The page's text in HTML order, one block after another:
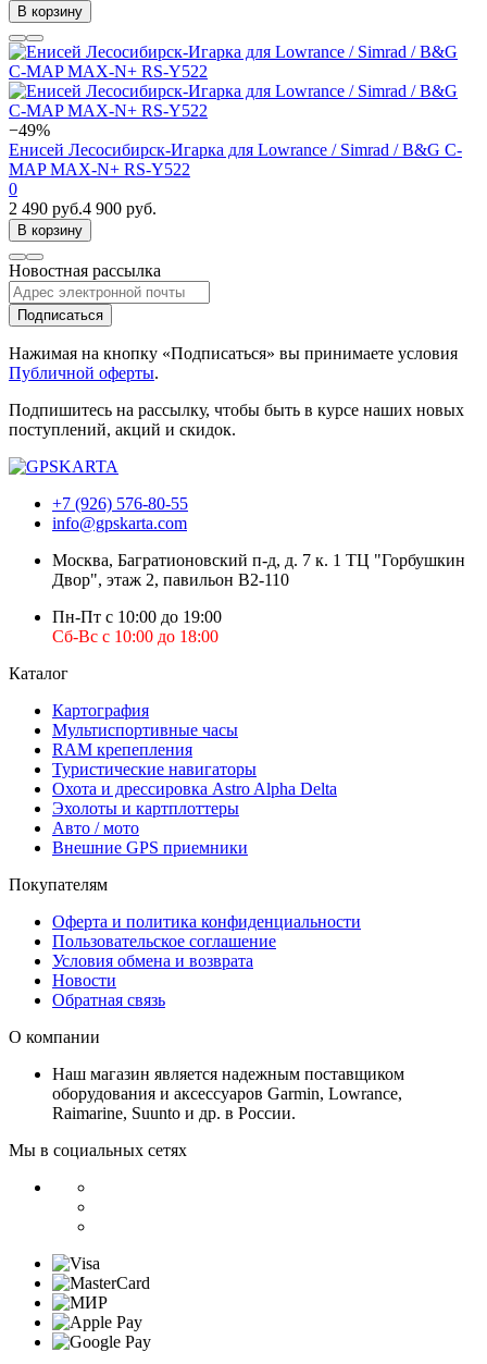
В корзину
−49%
Енисей Лесосибирск-Игарка для Lowrance / Simrad / B&G C-
MAP MAX-N+ RS-Y522
0
2 490 руб.4 900 руб.
В корзину
Новостная рассылка
Подписаться
Нажимая на кнопку «Подписаться» вы принимаете условия
Публичной оферты.
Подпишитесь на рассылку, чтобы быть в курсе наших новых
поступлений, акций и скидок.
+7 (926) 576-80-55
info@gpskarta.com
Москва, Багратионовский п-д, д. 7 к. 1 ТЦ "Горбушкин
Двор", этаж 2, павильон B2-110
Пн-Пт с 10:00 до 19:00
Сб-Вс с 10:00 до 18:00
Каталог
Картография
Мультиспортивные часы
RAM крепепления
Туристические навигаторы
Охота и дрессировка Astro Alpha Delta
Эхолоты и картплоттеры
Авто / мото
Внешние GPS приемники
Покупателям
Оферта и политика конфиденциальности
Пользовательское соглашение
Условия обмена и возврата
Новости
Обратная связь
О компании
Наш магазин является надежным поставщиком
оборудования и аксессуаров Garmin, Lowrance,
Raimarine, Suunto и др. в России.
Мы в социальных сетях